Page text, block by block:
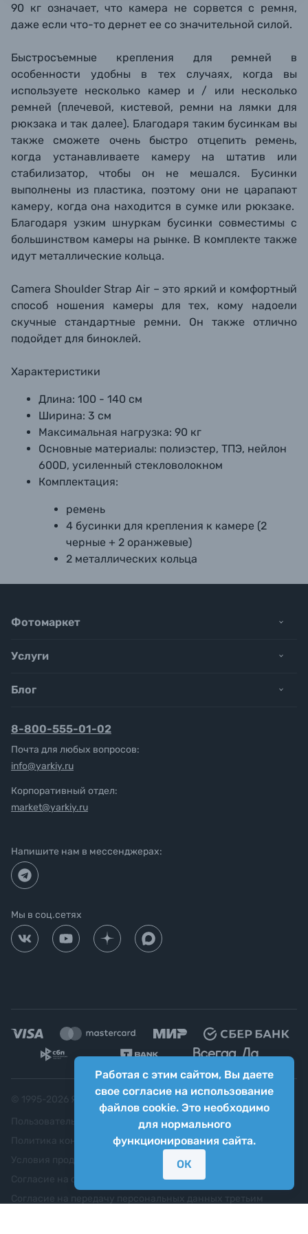
90 кг означает, что камера не сорвется с ремня,
даже если что-то дернет ее со значительной силой.
Быстросъемные крепления для ремней в
особенности удобны в тех случаях, когда вы
используете несколько камер и / или несколько
ремней (плечевой, кистевой, ремни на лямки для
рюкзака и так далее). Благодаря таким бусинкам вы
также сможете очень быстро отцепить ремень,
когда устанавливаете камеру на штатив или
стабилизатор, чтобы он не мешался. Бусинки
выполнены из пластика, поэтому они не царапают
камеру, когда она находится в сумке или рюкзаке.
Благодаря узким шнуркам бусинки совместимы с
большинством камеры на рынке. В комплекте также
идут металлические кольца.
Camera Shoulder Strap Air – это яркий и комфортный
способ ношения камеры для тех, кому надоели
скучные стандартные ремни. Он также отлично
подойдет для биноклей.
Характеристики
Длина: 100 - 140 см
Ширина: 3 см
Максимальная нагрузка: 90 кг
Основные материалы: полиэстер, ТПЭ, нейлон
600D, усиленный стекловолокном
Комплектация:
ремень
4 бусинки для крепления к камере (2
черные + 2 оранжевые)
2 металлических кольца
Работая с этим сайтом, Вы даете
свое согласие на использование
файлов cookie. Это необходимо
для нормального
функционирования сайта.
ОК
Фотомаркет
Услуги
Блог
8-800-555-01-02
Почта для любых вопросов:
info@yarkiy.ru
Корпоративный отдел:
market@yarkiy.ru
Напишите нам в мессенджерах:
Мы в соц.сетях
Яркий фотомаркет ("Яркий Мир")
Пользовательское соглашение
Политика конфиденциальности
Согласие на обработку персональных данных
Согласие на передачу персональных данных третьим